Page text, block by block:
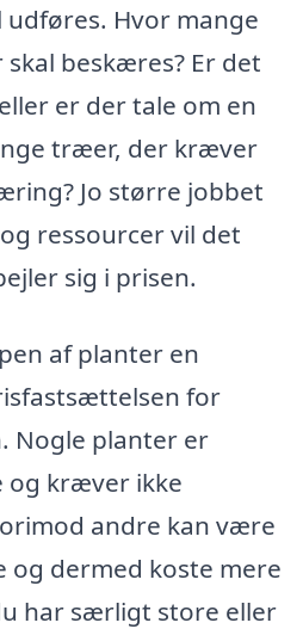
Hvor mange
beskæres? Er det
er der tale om en
træer, der kræver
Jo større jobbet
ressourcer vil det
sig i prisen.
af planter en
for
Nogle planter er
kræver ikke
andre kan være
dermed koste mere
har særligt store eller